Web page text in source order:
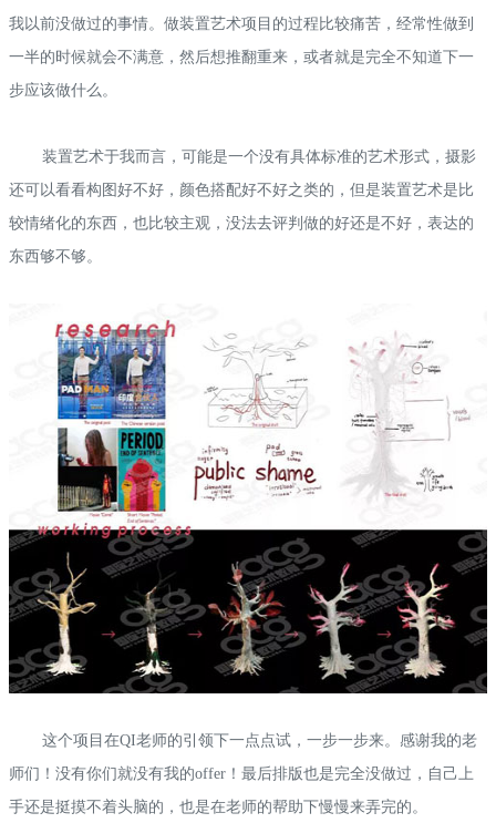
我以前没做过的事情。做装置艺术项目的过程比较痛苦，经常性做到
一半的时候就会不满意，然后想推翻重来，或者就是完全不知道下一
步应该做什么。
装置艺术于我而言，可能是一个没有具体标准的艺术形式，摄影
还可以看看构图好不好，颜色搭配好不好之类的，但是装置艺术是比
较情绪化的东西，也比较主观，没法去评判做的好还是不好，表达的
东西够不够。
这个项目在QI老师的引领下一点点试，一步一步来。感谢我的老
师们！没有你们就没有我的offer！最后排版也是完全没做过，自己上
手还是挺摸不着头脑的，也是在老师的帮助下慢慢来弄完的。